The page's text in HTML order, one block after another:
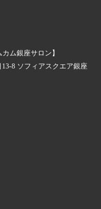
ム銀座サロン】
8 ソフィアスクエア銀座